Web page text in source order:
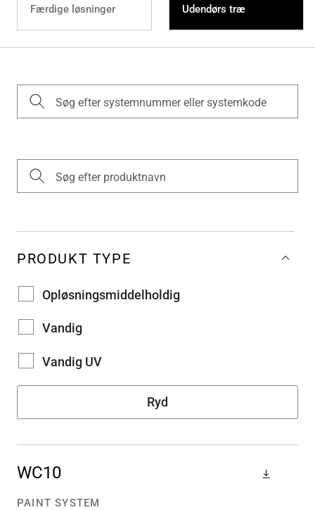
Færdige løsninger Udendørs træ
PRODUKT TYPE
Opløsningsmiddelholdig
Vandig
Vandig UV
Ryd
WC10
PAINT SYSTEM